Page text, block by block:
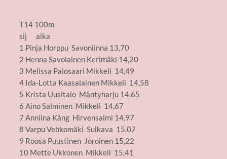
T14 100m
sij aika
1 Pinja Horppu Savonlinna 13,70
2 Henna Savolainen Kerimäki 14,20
3 Melissa Palosaari Mikkeli 14,49
4 Ida-Lotta Kaasalainen Mikkeli 14,58
5 Krista Uusitalo Mäntyharju 14,65
6 Aino Salminen Mikkeli 14,67
7 Anniina Kång Hirvensalmi 14,97
8 Varpu Vehkomäki Sulkava 15,07
9 Roosa Puustinen Joroinen 15,22
10 Mette Ukkonen Mikkeli 15,41